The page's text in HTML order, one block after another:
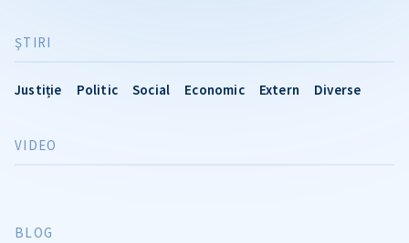
ŞTIRI
Justiție Politic Social Economic Extern Diverse
VIDEO
BLOG